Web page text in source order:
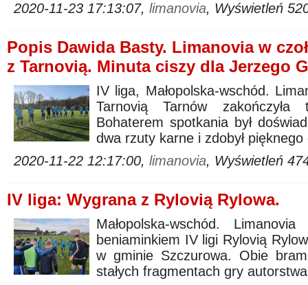
2020-11-23 17:13:07, limanovia, Wyświetleń
Popis Dawida Basty. Limanovia w
z Tarnovią. Minuta ciszy dla Jerzego
IV liga, Małopolska-wschód.
Tarnovią Tarnów zakończyła
Bohaterem spotkania był
dwa rzuty karne i zdobył
2020-11-22 12:17:00, limanovia, Wyświetleń
IV liga: Wygrana z Rylovią Rylowa.
Małopolska-wschód.
beniaminkiem IV ligi Rylovią
w gminie Szczurowa. Obie
stałych fragmentach gry